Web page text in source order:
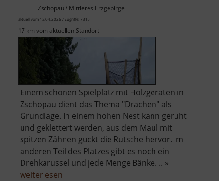
Zschopau / Mittleres Erzgebirge
aktuell vom 13.04.2026 / Zugriffe: 7316
17 km vom aktuellen Standort
Einem schönen Spielplatz mit Holzgeräten in
Zschopau dient das Thema "Drachen" als
Grundlage. In einem hohen Nest kann geruht
und geklettert werden, aus dem Maul mit
spitzen Zähnen guckt die Rutsche hervor. Im
anderen Teil des Platzes gibt es noch ein
Drehkarussel und jede Menge Bänke. .. »
weiterlesen